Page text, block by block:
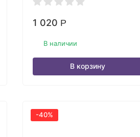
1 020 Р
В наличии
В корзину
-40%